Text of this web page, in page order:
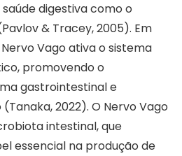
digestiva como o
& Tracey, 2005). Em
Vago ativa o sistema
promovendo o
gastrointestinal e
2022). O Nervo Vago
intestinal, que
essencial na produção de